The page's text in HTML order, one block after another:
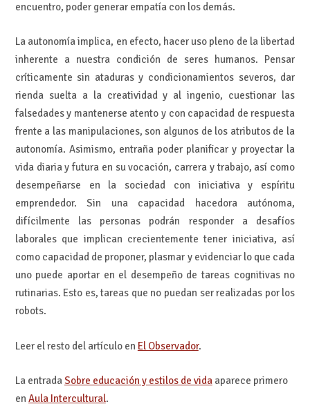
encuentro, poder generar empatía con los demás.
La autonomía implica, en efecto, hacer uso pleno de la libertad
inherente a nuestra condición de seres humanos. Pensar
críticamente sin ataduras y condicionamientos severos, dar
rienda suelta a la creatividad y al ingenio, cuestionar las
falsedades y mantenerse atento y con capacidad de respuesta
frente a las manipulaciones, son algunos de los atributos de la
autonomía. Asimismo, entraña poder planificar y proyectar la
vida diaria y futura en su vocación, carrera y trabajo, así como
desempeñarse en la sociedad con iniciativa y espíritu
emprendedor. Sin una capacidad hacedora autónoma,
difícilmente las personas podrán responder a desafíos
laborales que implican crecientemente tener iniciativa, así
como capacidad de proponer, plasmar y evidenciar lo que cada
uno puede aportar en el desempeño de tareas cognitivas no
rutinarias. Esto es, tareas que no puedan ser realizadas por los
robots.
Leer el resto del artículo en El Observador.
La entradaSobre educación y estilos de vidaaparece primero
en Aula Intercultural.